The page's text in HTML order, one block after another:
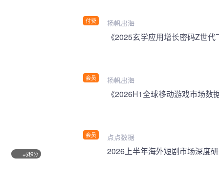
付费 扬帆出海
会员
《2025玄学应用增长密码Z世
扬帆出海
会员
《2026H1全球移动游戏市场数
点点数据
+5积分 2026上半年海外短剧市场深度